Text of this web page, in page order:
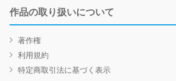
作品の取り扱いについて
著作権
利用規約
特定商取引法に基づく表示